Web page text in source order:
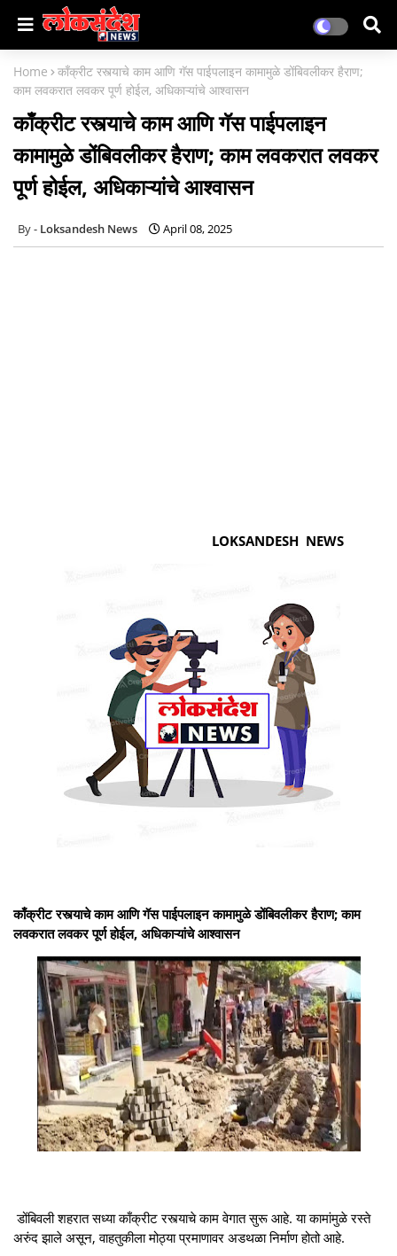
Home
काँक्रीट रस्त्याचे काम आणि गॅस पाईपलाइन कामामुळे डोंबिवलीकर हैराण;
काम लवकरात लवकर पूर्ण होईल, अधिकाऱ्यांचे आश्वासन
काँक्रीट रस्त्याचे काम आणि गॅस पाईपलाइन
कामामुळे डोंबिवलीकर हैराण; काम लवकरात लवकर
पूर्ण होईल, अधिकाऱ्यांचे आश्वासन
Loksandesh News April 08, 2025
LOKSANDESH NEWS
काँक्रीट रस्त्याचे काम आणि गॅस पाईपलाइन कामामुळे डोंबिवलीकर हैराण; काम
लवकरात लवकर पूर्ण होईल, अधिकाऱ्यांचे आश्वासन
डोंबिवली शहरात सध्या काँक्रीट रस्त्याचे काम वेगात सुरू आहे. या कामांमुळे रस्ते
अरुंद झाले असून, वाहतुकीला मोठ्या प्रमाणावर अडथळा निर्माण होतो आहे.